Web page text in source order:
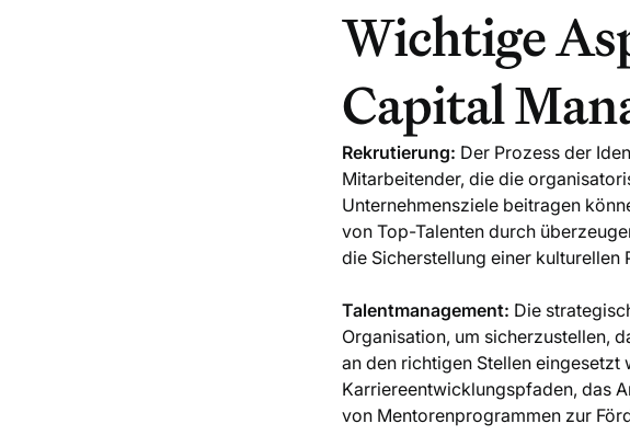
Wichtige
Capital
Rekrutierung: Der Prozess der
Mitarbeitender, die die
Unternehmensziele beitragen
von Top-Talenten durch
die Sicherstellung einer kulturellen
Talentmanagement: Die
Organisation, um sicherzustellen,
an den richtigen Stellen eingesetzt
Karriereentwicklungspfaden, das
von Mentorenprogrammen zur